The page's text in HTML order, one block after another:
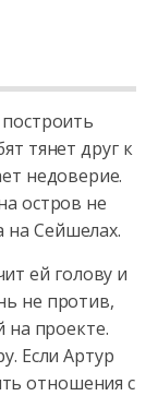
тянет друг к
недоверие.
остров не
на Сейшелах.
ей голову и
не против,
проекте.
Если Артур
отношения с